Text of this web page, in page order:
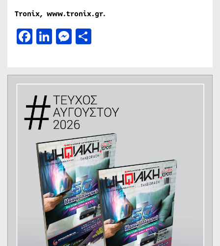
Tronix, www.tronix.gr.
Facebook
LinkedIn
Messenger